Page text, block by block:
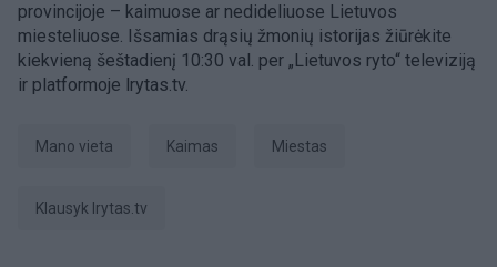
provincijoje – kaimuose ar nedideliuose Lietuvos
miesteliuose. Išsamias drąsių žmonių istorijas žiūrėkite
kiekvieną šeštadienį 10:30 val. per „Lietuvos ryto“ televiziją
ir platformoje lrytas.tv.
Mano vieta kaimas miestas
Klausyk lrytas.tv